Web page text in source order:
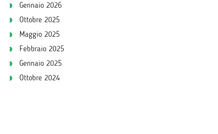
Gennaio 2026
Ottobre 2025
Maggio 2025
Febbraio 2025
Gennaio 2025
Ottobre 2024